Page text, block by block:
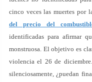
cinco veces las muertes por
del precio del
identificadas para afirmar
monstruosa. El objetivo es
violencia el 26 de
silenciosamente, ¿puedan